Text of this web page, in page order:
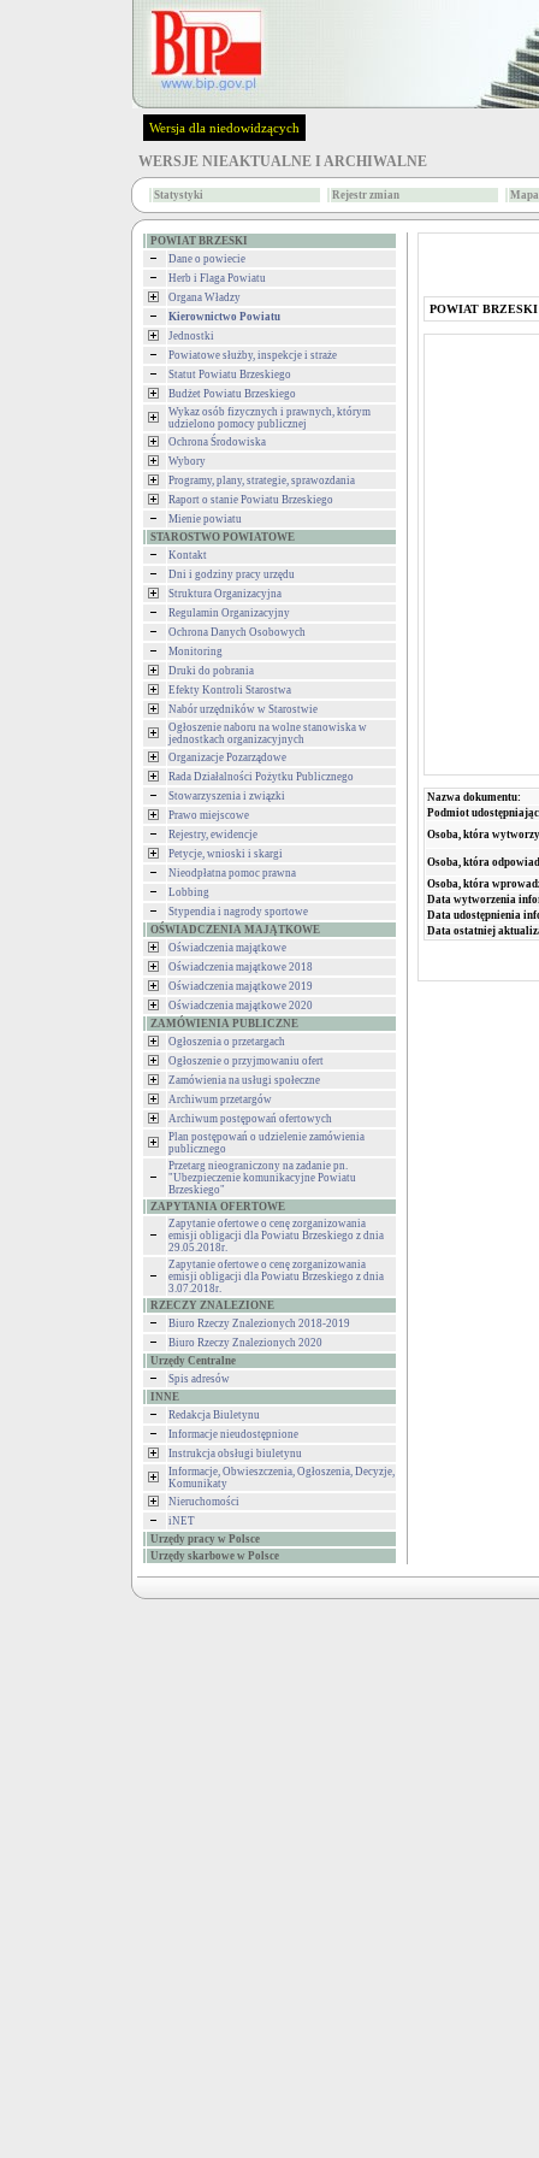
Wersja dla niedowidzących
WERSJE NIEAKTUALNE I ARCHIWALNE
Statystyki Rejestr zmian
POWIAT BRZESKI
Dane o powiecie
Herb i Flaga Powiatu
Organa Władzy
Kierownictwo Powiatu
Jednostki
Powiatowe służby, inspekcje i straże
Statut Powiatu Brzeskiego
Budżet Powiatu Brzeskiego
Wykaz osób fizycznych i prawnych, którym
udzielono pomocy publicznej
Ochrona Środowiska
Wybory
Programy, plany, strategie, sprawozdania
Raport o stanie Powiatu Brzeskiego
Mienie powiatu
STAROSTWO POWIATOWE
Kontakt
Dni i godziny pracy urzędu
Struktura Organizacyjna
Regulamin Organizacyjny
Ochrona Danych Osobowych
Monitoring
Druki do pobrania
Efekty Kontroli Starostwa
Nabór urzędników w Starostwie
Ogłoszenie naboru na wolne stanowiska w
jednostkach organizacyjnych
Organizacje Pozarządowe
Rada Działalności Pożytku Publicznego
Stowarzyszenia i związki
Prawo miejscowe
Rejestry, ewidencje
Petycje, wnioski i skargi
Nieodpłatna pomoc prawna
Lobbing
Stypendia i nagrody sportowe
OŚWIADCZENIA MAJĄTKOWE
Oświadczenia majątkowe
Oświadczenia majątkowe 2018
Oświadczenia majątkowe 2019
Oświadczenia majątkowe 2020
ZAMÓWIENIA PUBLICZNE
Ogłoszenia o przetargach
Ogłoszenie o przyjmowaniu ofert
Zamówienia na usługi społeczne
Archiwum przetargów
Archiwum postępowań ofertowych
Plan postępowań o udzielenie zamówienia
publicznego
Przetarg nieograniczony na zadanie pn.
"Ubezpieczenie komunikacyjne Powiatu
Brzeskiego"
ZAPYTANIA OFERTOWE
Zapytanie ofertowe o cenę zorganizowania
emisji obligacji dla Powiatu Brzeskiego z dnia
29.05.2018r.
Zapytanie ofertowe o cenę zorganizowania
emisji obligacji dla Powiatu Brzeskiego z dnia
3.07.2018r.
RZECZY ZNALEZIONE
Biuro Rzeczy Znalezionych 2018-2019
Biuro Rzeczy Znalezionych 2020
Urzędy Centralne
Spis adresów
INNE
Redakcja Biuletynu
Informacje nieudostępnione
Instrukcja obsługi biuletynu
Informacje, Obwieszczenia, Ogłoszenia, Decyzje,
Komunikaty
Nieruchomości
iNET
Urzędy pracy w Polsce
Urzędy skarbowe w Polsce
POWIAT BRZESKI
Nazwa dokumentu:
Podmiot
Osoba, która
Osoba, która
Osoba, która
Data wytworzenia
Data udostępnienia
Data ostatniej